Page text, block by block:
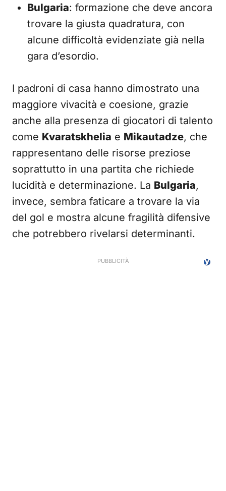
Bulgaria: formazione che deve ancora
trovare la giusta quadratura, con
alcune difficoltà evidenziate già nella
gara d’esordio.
I padroni di casa hanno dimostrato una
maggiore vivacità e coesione, grazie
anche alla presenza di giocatori di talento
come Kvaratskhelia e Mikautadze, che
rappresentano delle risorse preziose
soprattutto in una partita che richiede
lucidità e determinazione. La Bulgaria,
invece, sembra faticare a trovare la via
del gol e mostra alcune fragilità difensive
che potrebbero rivelarsi determinanti.